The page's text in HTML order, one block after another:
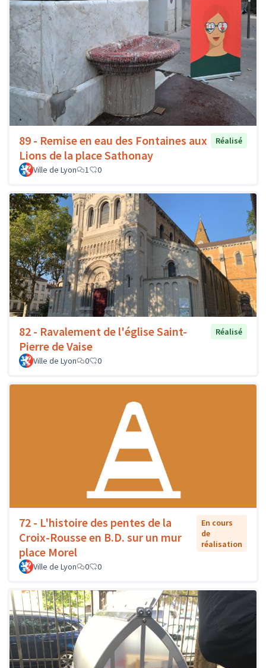
89 - Remise en eau des Fontaines aux
Lions de la place Sathonay
Réalisé
Ville de Lyon 1 0
82 - Ravalement de l'église Saint-
Pierre de Vaise
Réalisé
Ville de Lyon 0 0
72 - L'histoire des pentes de la
Croix-Rousse en B.D. sur un mur
place Morel
En cours
de
réalisation
Ville de Lyon 0 0